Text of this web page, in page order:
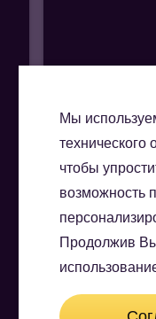
8 г
Мы
технического
чтобы
возможность
Продолжив